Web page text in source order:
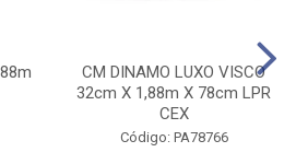
CM DINAMO LUXO VISCO
32cm X 1,88m X 78cm LPR
CEX
Código: PA78766